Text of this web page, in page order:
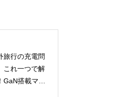
旅行の充電問
これ一つで解
GaN搭載マル